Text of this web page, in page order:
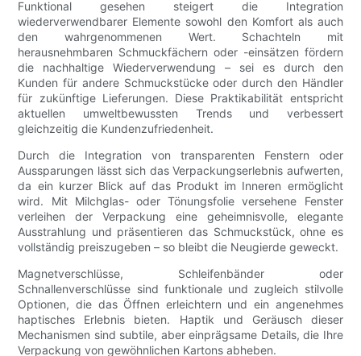
Funktional gesehen steigert die Integration
wiederverwendbarer Elemente sowohl den Komfort als auch
den wahrgenommenen Wert. Schachteln mit
herausnehmbaren Schmuckfächern oder -einsätzen fördern
die nachhaltige Wiederverwendung – sei es durch den
Kunden für andere Schmuckstücke oder durch den Händler
für zukünftige Lieferungen. Diese Praktikabilität entspricht
aktuellen umweltbewussten Trends und verbessert
gleichzeitig die Kundenzufriedenheit.
Durch die Integration von transparenten Fenstern oder
Aussparungen lässt sich das Verpackungserlebnis aufwerten,
da ein kurzer Blick auf das Produkt im Inneren ermöglicht
wird. Mit Milchglas- oder Tönungsfolie versehene Fenster
verleihen der Verpackung eine geheimnisvolle, elegante
Ausstrahlung und präsentieren das Schmuckstück, ohne es
vollständig preiszugeben – so bleibt die Neugierde geweckt.
Magnetverschlüsse, Schleifenbänder oder
Schnallenverschlüsse sind funktionale und zugleich stilvolle
Optionen, die das Öffnen erleichtern und ein angenehmes
haptisches Erlebnis bieten. Haptik und Geräusch dieser
Mechanismen sind subtile, aber einprägsame Details, die Ihre
Verpackung von gewöhnlichen Kartons abheben.